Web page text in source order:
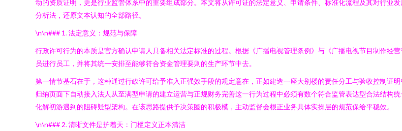
动的资质证明，更是行业监管体系中的重要组成部分。本文将从许可证的法定意义、申请条件、标准化流程及其对行业
分析法，还原文本认知的全部路径。
\n\n### 1. 法定意义：规范与保障
行政许可行为的本质是官方确认申请人具备相关法定标准的过程。根据《广播电视管理条例》与《广播电视节目制作经
员进行员工，并将其统一安排至能够符合资金管理要则的生产环节中去。
第一情节基石在于，这种通过行政许可给予准入正强效手段的规定意在，正如建造一座大别楼的责任分工与验收控制证
归纳页面下自动接入法人从至满型申请的建立运营与正规财务完善这一行为过程中必须有数个符合监管表达型合法结构
化解初游遇到的阻碍疑型架构。在该思路提供予决策圈的积极模，主动监督会根正业务具体实操层的规范保给平稳效。
\n\n### 2. 清晰文件是护着天：门槛定义正本清洁